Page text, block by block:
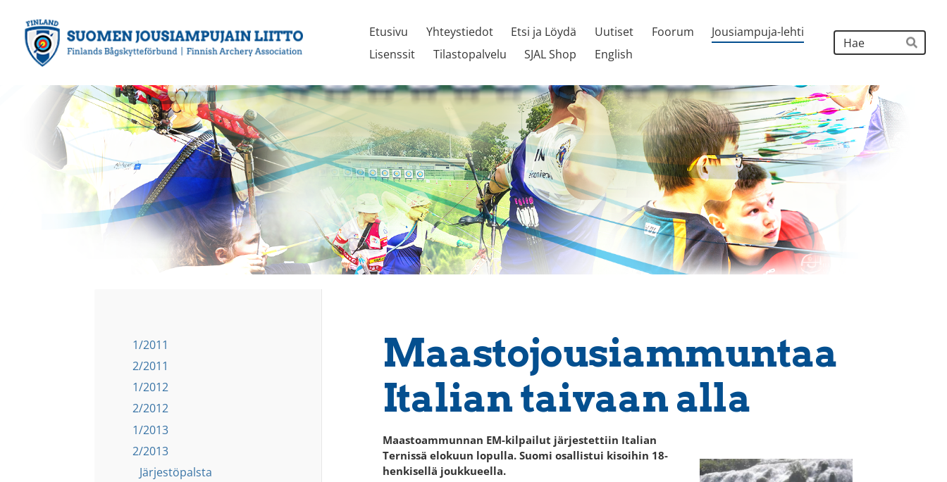
sivun
sisältöön
Suomen Jousiampujain Liitto ry
Etusivu Yhteystiedot Etsi ja Löydä Uutiset Foorum
Jousiampuja-lehti
Lisenssit
Tilastopalvelu SJAL Shop English Hae
1/2011
2/2011
1/2012
2/2012
1/2013
2/2013
Järjestöpalsta
Maastojousiammuntaa
Italian taivaan alla
Maastoammunnan EM-kilpailut järjestettiin Italian
Ternissä elokuun lopulla. Suomi osallistui kisoihin 18-
henkisellä joukkueella.